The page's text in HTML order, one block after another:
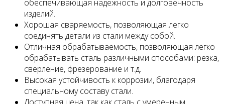
обеспечивающая надежность и долговечность
изделий.
Хорошая сваряемость, позволяющая легко
соединять детали из стали между собой.
Отличная обрабатываемость, позволяющая легко
обрабатывать сталь различными способами: резка,
сверление, фрезерование и т.д.
Высокая устойчивость к коррозии, благодаря
специальному составу стали.